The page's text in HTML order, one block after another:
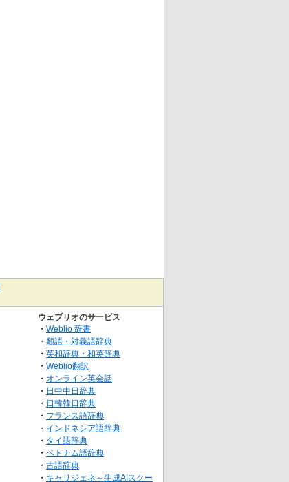
ウェブリオのサービス
・ Weblio 辞書
・ 類語・対義語辞典
・ 英和辞典・和英辞典
・ Weblio翻訳
・ オンライン英会話
・ 日中中日辞典
・ 日韓韓日辞典
・ フランス語辞典
・ インドネシア語辞典
・ タイ語辞典
・ ベトナム語辞典
・ 古語辞典
・ キャリジェネ～生成AIスクー